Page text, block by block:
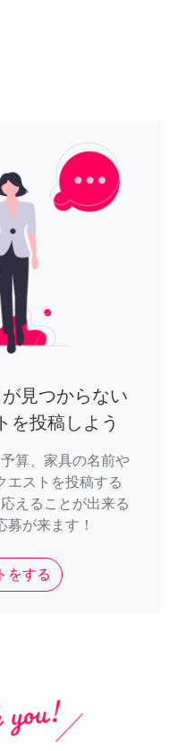
見つからない
を投稿しよう
算、家具の名前や
エストを投稿する
えることが出来る
募が来ます！
をする